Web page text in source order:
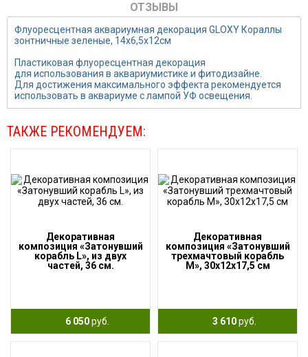
ОТЗЫВЫ
Флуоресцентная аквариумная декорация GLOXY Кораллы
зонтничные зеленые, 14х6,5х12см
Пластиковая флуоресцентная декорация
для использования в аквариумистике и фитодизайне.
Для достижения максимального эффекта рекомендуется
использовать в аквариуме с лампой УФ освещения.
ТАКЖЕ РЕКОМЕНДУЕМ:
Декоративная
композиция «Затонувший
корабль L», из двух
частей, 36 см.
6 050руб.
Декоративная
композиция «Затонувший
трехмачтовый корабль
M», 30х12х17,5 см
3 610руб.